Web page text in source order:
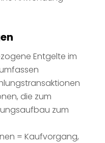
Entgelte im
die zum
zum
= Kaufvorgang,